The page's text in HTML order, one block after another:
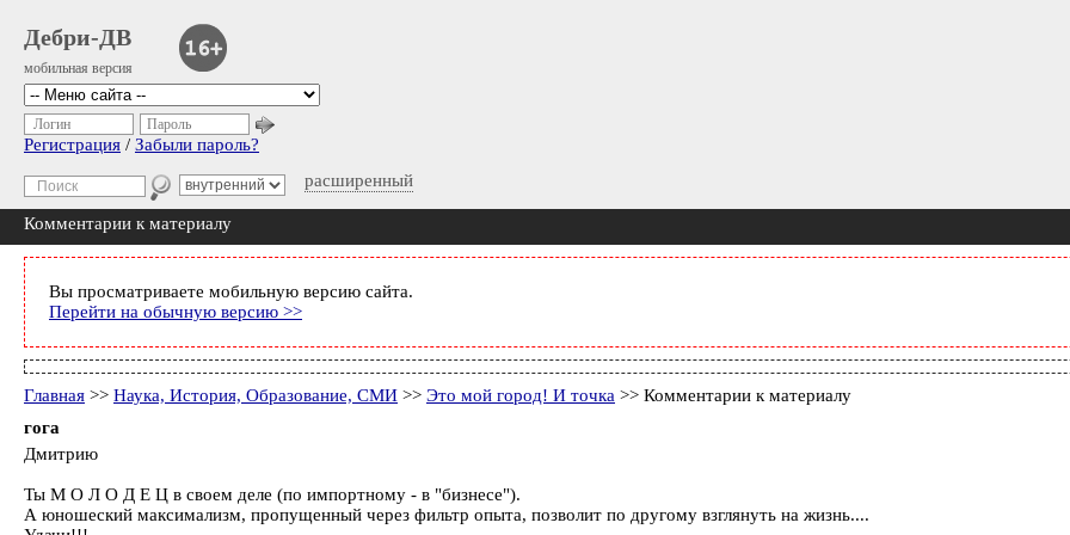
Дебри-ДВ
мобильная версия
расширенный
Логин Пароль
Регистрация / Забыли пароль?
Комментарии к материалу
Вы просматриваете мобильную версию сайта.
Перейти на обычную версию >>
Главная >> Наука, История, Образование, СМИ >> Это мой город! И точка >> Комментарии к материалу
гога
Дмитрию
Ты М О Л О Д Е Ц в своем деле (по импортному - в "бизнесе").
А юношеский максимализм, пропущенный через фильтр опыта, позволит по другому взглянуть на жизнь....